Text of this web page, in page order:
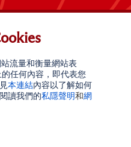
流量和衡量網站表
的任何內容，即代表您
本連結內容以了解如何
讀我們的私隱聲明和網